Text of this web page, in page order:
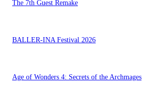
The 7th Guest Remake
BALLER-INA Festival 2026
Age of Wonders 4: Secrets of the Archmages